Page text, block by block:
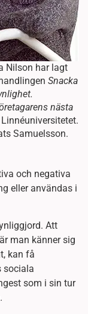
Nilson har lagt
Snacka
nästa
Samuelsson.
och negativa
eller användas i
Att
man känner sig
kan få
sociala
som i sin tur